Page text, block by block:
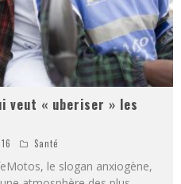
veut « uberiser » les
Santé
le slogan anxiogène,